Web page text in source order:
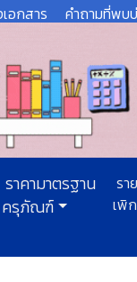
อกสาร คำถามที่พบ
ราคามาตรฐาน
ครุภัณฑ์
รา
เพิ